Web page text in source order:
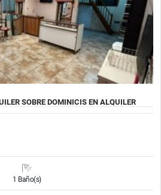
SOBRE DOMINICIS EN ALQUILER
1 Baño(s)